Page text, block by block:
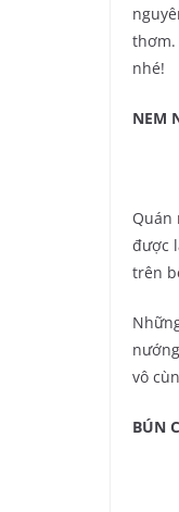
thơm.
nhé!
NEM
Quán
được
trên
vô
BÚN